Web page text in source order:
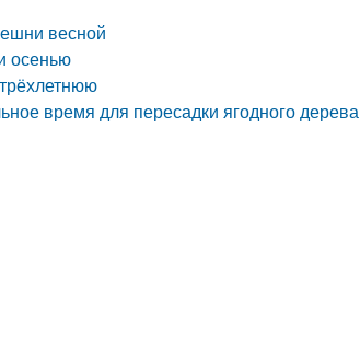
весной
осенью
время для пересадки ягодного дерева